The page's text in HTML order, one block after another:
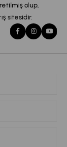
olup,
sitesidir.